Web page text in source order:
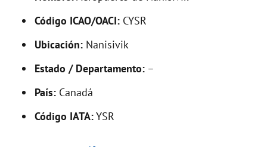
V
Código ICAO/OACI: CYSR
Ubicación: Nanisivik
Estado / Departamento: –
País: Canadá
Código IATA:YSR